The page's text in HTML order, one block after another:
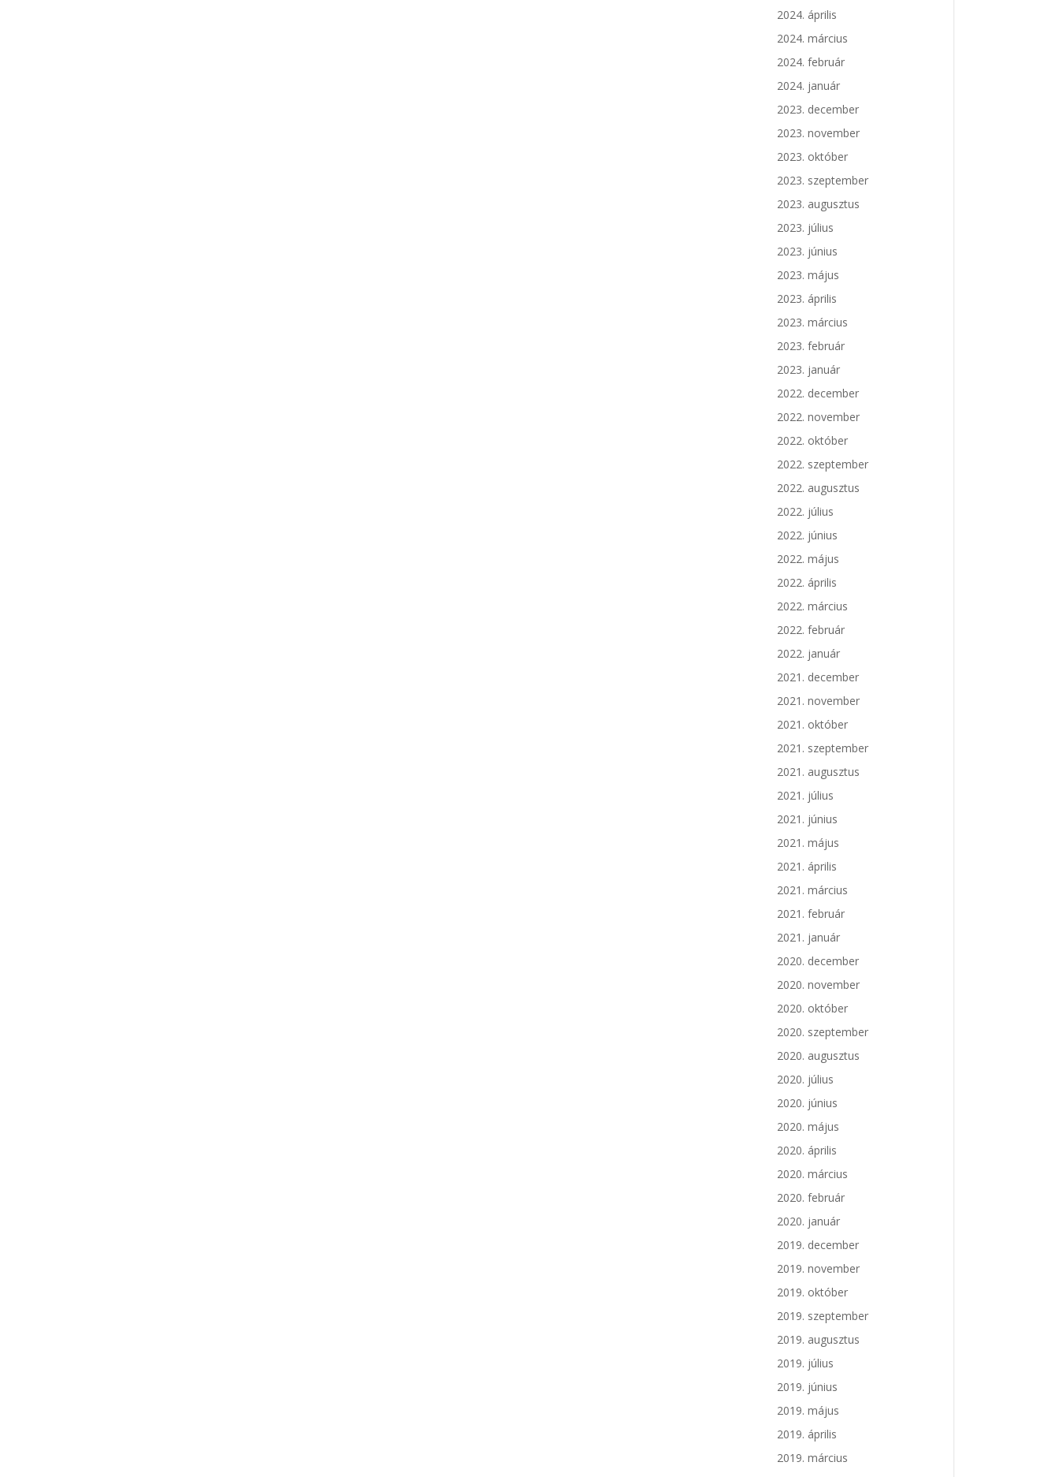
2024. április
2024. március
2024. február
2024. január
2023. december
2023. november
2023. október
2023. szeptember
2023. augusztus
2023. július
2023. június
2023. május
2023. április
2023. március
2023. február
2023. január
2022. december
2022. november
2022. október
2022. szeptember
2022. augusztus
2022. július
2022. június
2022. május
2022. április
2022. március
2022. február
2022. január
2021. december
2021. november
2021. október
2021. szeptember
2021. augusztus
2021. július
2021. június
2021. május
2021. április
2021. március
2021. február
2021. január
2020. december
2020. november
2020. október
2020. szeptember
2020. augusztus
2020. július
2020. június
2020. május
2020. április
2020. március
2020. február
2020. január
2019. december
2019. november
2019. október
2019. szeptember
2019. augusztus
2019. július
2019. június
2019. május
2019. április
2019. március